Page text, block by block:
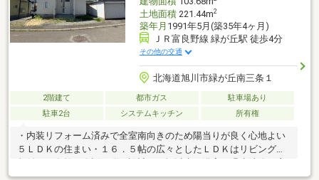
土地面積221.44m2
築年月 1991年5月(築35年4ヶ月)
ＪＲ富良野線 緑が丘駅 徒歩4分
その他の交通
北海道旭川市緑が丘南三条１
2階建て 都市ガス
駐車場あり
駐車2台
システムキッチン 所有権
・内装リフォーム済みで全室南向きのため陽当りが良く心地よい
５ＬＤＫの住まい・１６．５帖の広々としたＬＤＫはリビング階
付きの窓のあるトイレなど快適な設備が満載です・カーポート付